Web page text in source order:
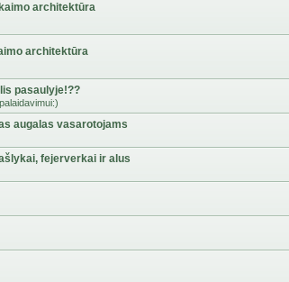
architektūra
architektūra
pasaulyje!??
augalas vasarotojams
fejerverkai ir alus